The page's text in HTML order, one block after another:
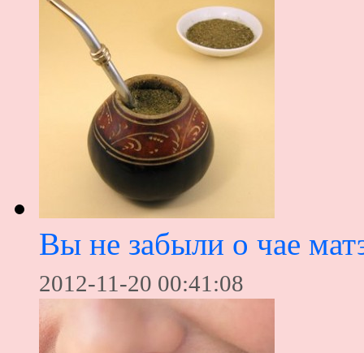
Вы не забыли о чае
2012-11-20 00:41:08